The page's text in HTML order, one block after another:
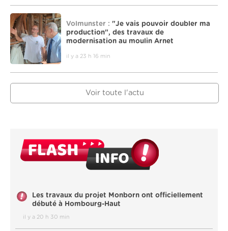
Volmunster : "Je vais pouvoir doubler ma
production", des travaux de
modernisation au moulin Arnet
il y a 23 h 16 min
Voir toute l'actu
Les travaux du projet Monborn ont officiellement
débuté à Hombourg-Haut
il y a 20 h 30 min